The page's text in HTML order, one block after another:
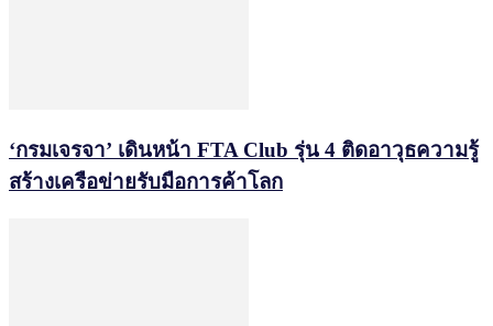
‘กรมเจรจา’ เดินหน้า FTA Club รุ่น 4 ติดอาวุธความรู้
สร้างเครือข่ายรับมือการค้าโลก